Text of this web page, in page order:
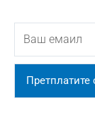
Претплатите